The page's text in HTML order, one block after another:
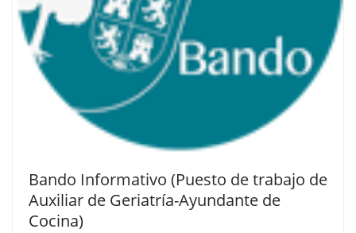
Bando Informativo (Puesto de trabajo de
Auxiliar de Geriatría-Ayundante de
Cocina)